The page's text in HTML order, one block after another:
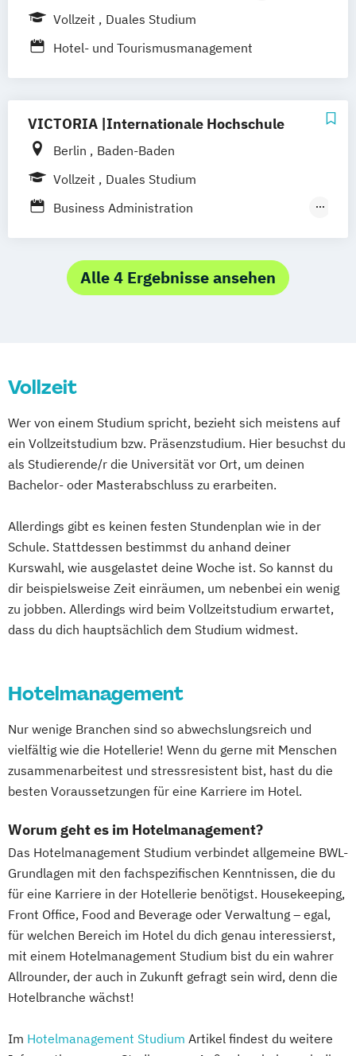
Bamberg
Bielefeld Düren
Vollzeit
Duales Studium
Hotel- und Tourismusmanagement
VICTORIA |Internationale Hochschule
Berlin
Baden-Baden
Vollzeit
Duales Studium
Business Administration
Tourismusmanagement
Alle 4 Ergebnisse ansehen
Vollzeit
Wer von einem Studium spricht, bezieht sich meistens auf
ein Vollzeitstudium bzw. Präsenzstudium. Hier besuchst du
als Studierende/r die Universität vor Ort, um deinen
Bachelor- oder Masterabschluss zu erarbeiten.
Allerdings gibt es keinen festen Stundenplan wie in der
Schule. Stattdessen bestimmst du anhand deiner
Kurswahl, wie ausgelastet deine Woche ist. So kannst du
dir beispielsweise Zeit einräumen, um nebenbei ein wenig
zu jobben. Allerdings wird beim Vollzeitstudium erwartet,
dass du dich hauptsächlich dem Studium widmest.
Hotelmanagement
Nur wenige Branchen sind so abwechslungsreich und
vielfältig wie die Hotellerie! Wenn du gerne mit Menschen
zusammenarbeitest und stressresistent bist, hast du die
besten Voraussetzungen für eine Karriere im Hotel.
Worum geht es im Hotelmanagement?
Das Hotelmanagement Studium verbindet allgemeine BWL-
Grundlagen mit den fachspezifischen Kenntnissen, die du
für eine Karriere in der Hotellerie benötigst. Housekeeping,
Front Office, Food and Beverage oder Verwaltung – egal,
für welchen Bereich im Hotel du dich genau interessierst,
mit einem Hotelmanagement Studium bist du ein wahrer
Allrounder, der auch in Zukunft gefragt sein wird, denn die
Hotelbranche wächst!
Im Hotelmanagement Studium Artikel findest du weitere